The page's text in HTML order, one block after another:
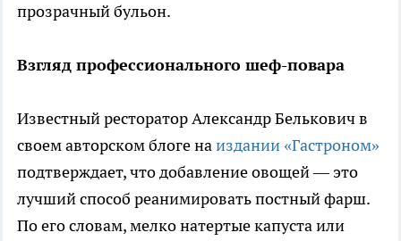
прозрачный бульон.
Взгляд профессионального шеф-повара
Известный ресторатор Александр Белькович в
своем авторском блоге наиздании «Гастроном»
подтверждает, что добавление овощей — это
лучший способ реанимировать постный фарш.
По его словам, мелко натертые капуста или